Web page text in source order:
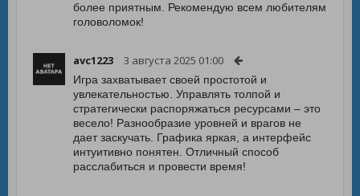
более приятным. Рекомендую всем любителям
головоломок!
avc1223 3 августа 2025 01:00
Игра захватывает своей простотой и
увлекательностью. Управлять толпой и
стратегически распоряжаться ресурсами – это
весело! Разнообразие уровней и врагов не
дает заскучать. Графика яркая, а интерфейс
интуитивно понятен. Отличный способ
расслабиться и провести время!